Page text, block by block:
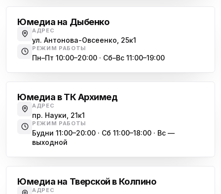
ю ул. Белы Куна, 24к1
ю
Юмедиа в Купчино
ул. Будапештская, 87-3
Юмедиа Сервис в Колпино
ю
Юмедиа во Всеволожске
пр. Христиновский 28, Всеволожск
Юмедиа на Дыбенко
АДРЕС
ул. Антонова-Овсеенко, 25к1
РЕЖИМ РАБОТЫ
Пн–Пт 10:00–20:00 · Сб–Вс 11:00–19:00
Юмедиа в ТК Архимед
АДРЕС
пр. Науки, 21к1
РЕЖИМ РАБОТЫ
Будни 11:00–20:00 · Сб 11:00–18:00 · Вс —
выходной
Юмедиа на Тверской в Колпино
АДРЕС